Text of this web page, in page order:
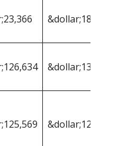
&dollar;18,536